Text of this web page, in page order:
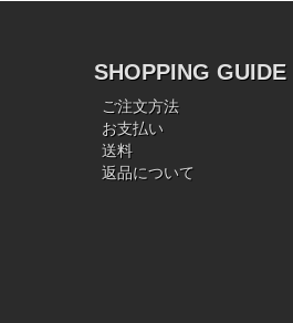
SHOPPING GUIDE
ご注文方法
お支払い
送料
返品について